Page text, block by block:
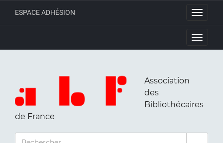
Toggle
ESPACE ADHÉSION
Toggle
Association
des
Bibliothécaires
de France
RECHERCHER